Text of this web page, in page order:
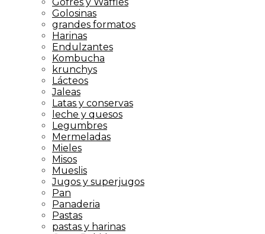
Golosinas
grandes formatos
Harinas
Endulzantes
Kombucha
krunchys
Lácteos
Jaleas
Latas y conservas
leche y quesos
Legumbres
Mermeladas
Mieles
Misos
Mueslis
Jugos y superjugos
Pan
Panaderia
Pastas
pastas y harinas